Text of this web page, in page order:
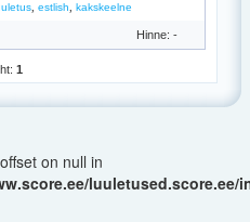
estlish kakskeelne
Hinne: -
1
on null in
luuletused.score.ee/